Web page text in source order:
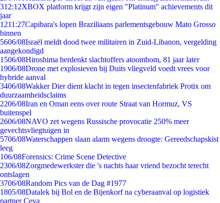
312:12XBOX platform krijgt zijn eigen "Platinum" achievements dit
jaar
1211:27Capibara's lopen Braziliaans parlementsgebouw Mato Grosso
binnen
5606/08Israël meldt dood twee militairen in Zuid-Libanon, vergelding
aangekondigd
1506/08Hiroshima herdenkt slachtoffers atoombom, 81 jaar later
1906/08Drone met explosieven bij Duits vliegveld voedt vrees voor
hybride aanval
3406/08Wakker Dier dient klacht in tegen insectenfabriek Protix om
duurzaamheidsclaims
2206/08Iran en Oman eens over route Straat van Hormuz, VS
buitenspel
2606/08NAVO zet wegens Russische provocatie 250% meer
gevechtsvliegtuigen in
5706/08Waterschappen slaan alarm wegens droogte: Gereedschapskist
leeg
106/08Forensics: Crime Scene Detective
2306/08Zorgmedewerkster die 's nachts haar vriend bezocht terecht
ontslagen
3706/08Random Pics van de Dag #1977
1805/08Datalek bij Bol en de Bijenkorf na cyberaanval op logistiek
partner Ceva